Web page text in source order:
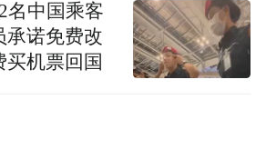
名中国乘客
承诺免费改
机票回国